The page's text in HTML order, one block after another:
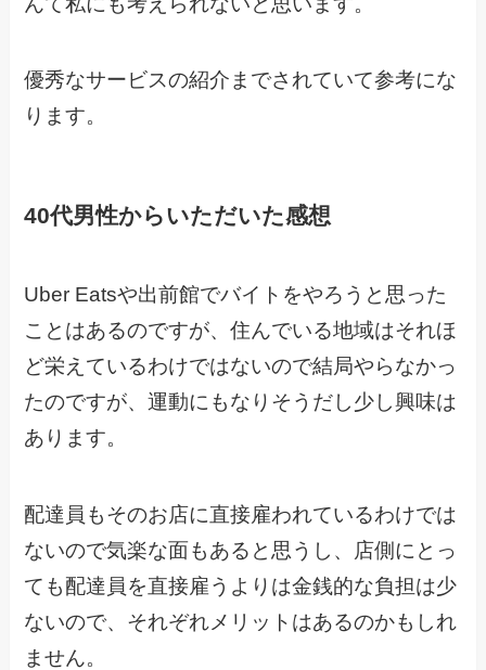
優秀なサービスの紹介までされていて参考にな
ります。
40代男性からいただいた感想
Uber Eatsや出前館でバイトをやろうと思った
ことはあるのですが、住んでいる地域はそれほ
ど栄えているわけではないので結局やらなかっ
たのですが、運動にもなりそうだし少し興味は
あります。
配達員もそのお店に直接雇われているわけでは
ないので気楽な面もあると思うし、店側にとっ
ても配達員を直接雇うよりは金銭的な負担は少
ないので、それぞれメリットはあるのかもしれ
ません。